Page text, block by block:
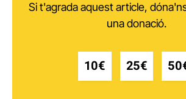
Si t'agrada aquest article,
una donació.
10€ 25€